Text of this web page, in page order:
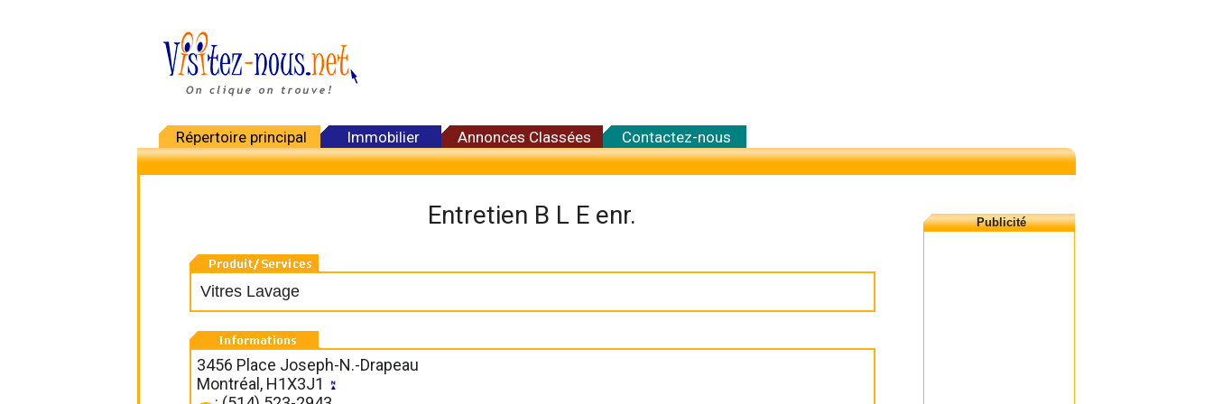
Répertoire principal Immobilier Annonces Classées Contactez-nous
Entretien B L E enr.
Vitres Lavage
3456 Place Joseph-N.-Drapeau
Montréal, H1X3J1
Publicité